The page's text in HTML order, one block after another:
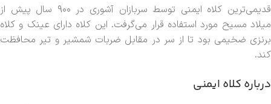
قدیمی‌ترین کلاه ایمنی توسط سربازان آشوری در ۹۰۰ سال پیش از
میلاد مسیح مورد استفاده قرار می‌گرفت. این کلاه دارای عینک و کلاه
برنزی ضخیمی بود تا از سر در مقابل ضربات شمشیر و تیر محافظت
کند.
درباره کلاه‌ ایمنی